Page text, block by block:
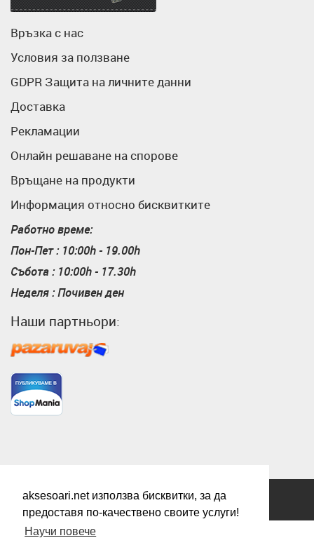
aksesoari.net използва бисквитки, за да
предоставя по-качествено своите услуги!
Научи повече
Връзка с нас
Условия за ползване
GDPR Защита на личните данни
Доставка
Рекламации
Онлайн решаване на спорове
Връщане на продукти
Информация относно бисквитките
Работно време:
Пон-Пет : 10:00h - 19.00h
Събота : 10:00h - 17.30h
Неделя : Почивен ден
Наши партньори:
Всички права запазени.